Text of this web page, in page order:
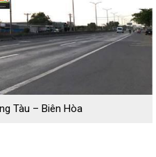
Tàu – Biên Hòa